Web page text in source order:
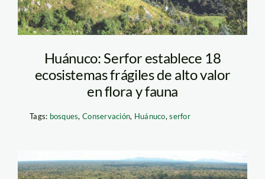
Huánuco: Serfor establece 18
ecosistemas frágiles de alto valor
en flora y fauna
Tags: bosques,Conservación, Huánuco,serfor